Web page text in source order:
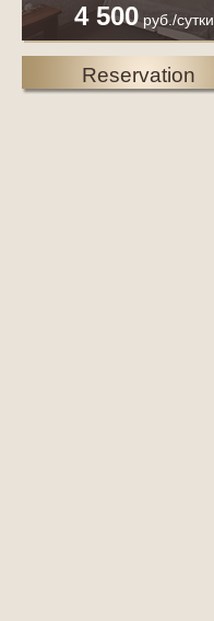
4 500руб./сутки
Reservation